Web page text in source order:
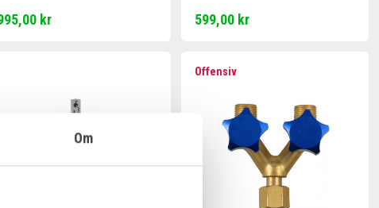
Om
kr 599,00 kr
Offensiv